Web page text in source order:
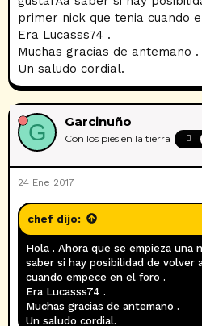
primer nick que tenia cuando
Era Lucasss74 .
Muchas gracias de antemano .
Un saludo cordial.
G Garcinuño
Con los pies en la tierra
24 Ene 2017
chef dijo:
Hola . Ahora que se empieza una
saber si hay posibilidad de volver
cuando empece en el foro .
Era Lucasss74 .
Muchas gracias de antemano .
Un saludo cordial.